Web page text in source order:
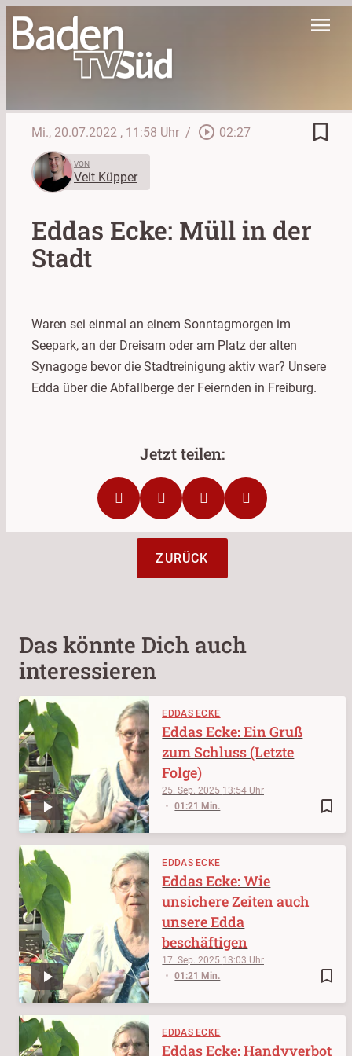
menu
Mi., 20.07.2022 , 11:58 Uhr / play_circle_outline 02:27 bookmark_border
VON
Veit Küpper
Eddas Ecke: Müll in der
Stadt
Waren sei einmal an einem Sonntagmorgen im
Seepark, an der Dreisam oder am Platz der alten
Synagoge bevor die Stadtreinigung aktiv war? Unsere
Edda über die Abfallberge der Feiernden in Freiburg.
ZURÜCK
Das könnte Dich auch
interessieren
EDDAS ECKE
bookmark_border
25. Sep. 2025 13:54
01:21 Min.
Eddas Ecke: Ein Gruß
zum Schluss (Letzte
Folge)
EDDAS ECKE
bookmark_border
17. Sep. 2025 13:03
01:21 Min.
Eddas Ecke: Wie
unsichere Zeiten auch
unsere Edda
beschäftigen
EDDAS ECKE
Eddas Ecke: Handyverbot